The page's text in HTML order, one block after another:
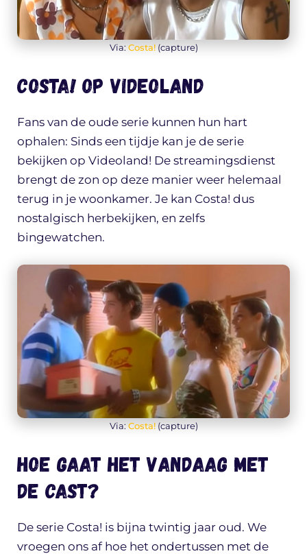
Via: Costa!(capture)
Costa! op Videoland
Fans van de oude serie kunnen hun hart
ophalen: Sinds een tijdje kan je de serie
bekijken op Videoland! De streamingsdienst
brengt de zon op deze manier weer helemaal
terug in je woonkamer. Je kan Costa! dus
nostalgisch herbekijken, en zelfs
bingewatchen.
Via: Costa!(capture)
Hoe gaat het vandaag met
de cast?
De serie Costa! is bijna twintig jaar oud. We
vroegen ons af hoe het ondertussen met de